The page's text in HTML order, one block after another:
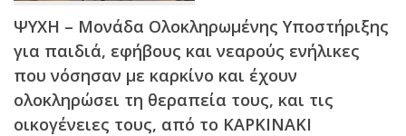
ΨΥΧΗ – Μονάδα Ολοκληρωμένης Υποστήριξης
για παιδιά, εφήβους και νεαρούς ενήλικες
που νόσησαν με καρκίνο και έχουν
ολοκληρώσει τη θεραπεία τους, και τις
οικογένειες τους, από το ΚΑΡΚΙΝΑΚΙ